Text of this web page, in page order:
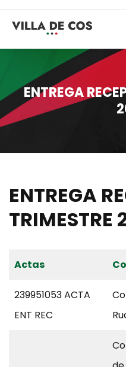
ENTREGA
ENTREGA
TRIMESTRE
Actas
239951053 ACTA
ENT REC